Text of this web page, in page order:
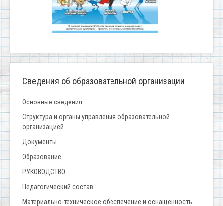
Сведения об образовательной организации
Основные сведения
Структура и органы управления образовательной
организацией
Документы
Образование
РУКОВОДСТВО
Педагогический состав
Материально-техническое обеспечение и оснащенность